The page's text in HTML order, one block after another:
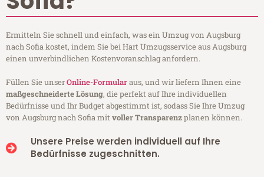
Ermitteln Sie schnell und einfach, was ein Umzug von Augsburg
nach Sofia kostet, indem Sie bei Hart Umzugsservice aus Augsburg
einen unverbindlichen Kostenvoranschlag anfordern.
Füllen Sie unserOnline-Formularaus, und wir liefern Ihnen eine
maßgeschneiderte Lösung, die perfekt auf Ihre individuellen
Bedürfnisse und Ihr Budget abgestimmt ist, sodass Sie Ihre Umzug
von Augsburg nach Sofia mitvoller Transparenzplanen können.
Unsere Preise werden individuell auf Ihre
Bedürfnisse zugeschnitten.